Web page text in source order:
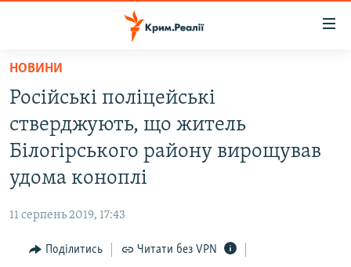
Перейти
основного
матеріалу
Перейти
до
основної
Перейти
пошуку
ВІДЕО ТА ФОТО
ПОГЛЯД
ІНТЕРВ'Ю
НОВИНИ
Російські поліцейські
стверджують, що житель
Білогірського району вирощував
удома коноплі
11 серпень 2019, 17:43
Поділитись Читати без VPN